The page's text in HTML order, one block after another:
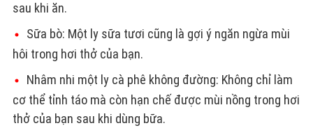
sau khi ăn.
Sữa bò: Một ly sữa tươi cũng là gợi ý ngăn ngừa mùi
hôi trong hơi thở của bạn.
Nhâm nhi một ly cà phê không đường: Không chỉ làm
cơ thể tỉnh táo mà còn hạn chế được mùi nồng trong hơi
thở của bạn sau khi dùng bữa.